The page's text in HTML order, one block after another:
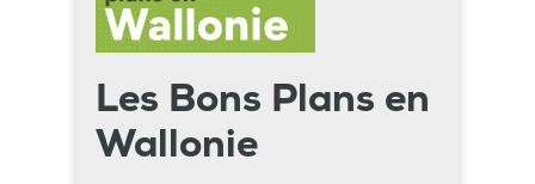
Les Bons Plans en
Wallonie